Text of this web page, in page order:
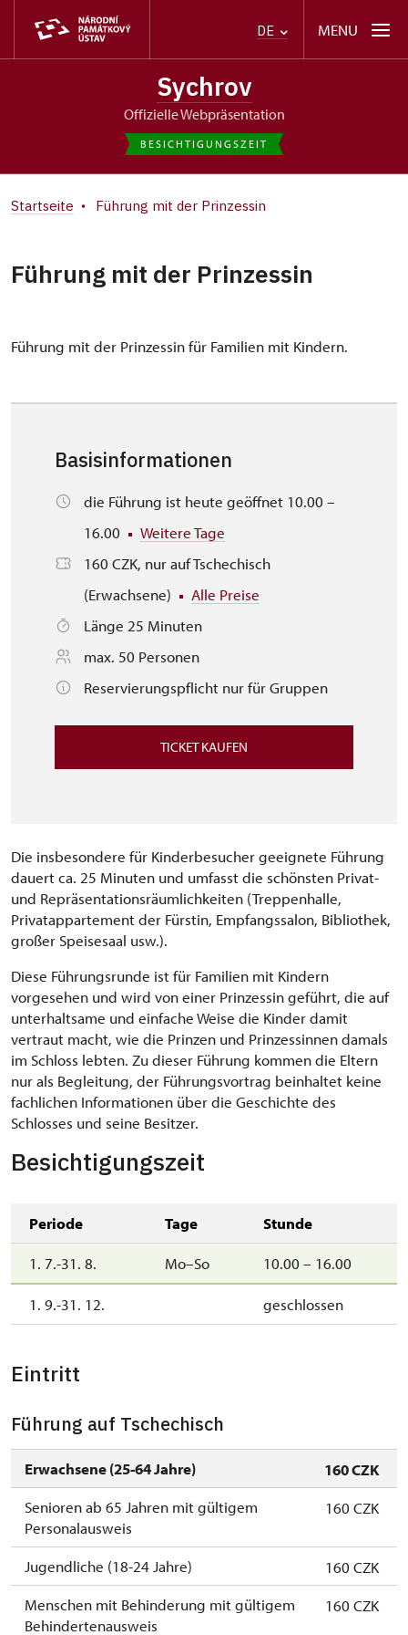
DE MENU
Sychrov
offizielle Webpräsentation
BESICHTIGUNGSZEIT
Startseite Führung mit der Prinzessin
Führung mit der Prinzessin
Führung mit der Prinzessin für Familien mit Kindern.
Basisinformationen
die Führung ist heute geöffnet 10.00 –
16.00
Weitere Tage
160 CZK, nur auf Tschechisch
(Erwachsene)
Alle Preise
Länge 25 Minuten
max. 50 Personen
Reservierungspflicht nur für Gruppen
TICKET KAUFEN
Die insbesondere für Kinderbesucher geeignete Führung
dauert ca. 25 Minuten und umfasst die schönsten Privat-
und Repräsentationsräumlichkeiten (Treppenhalle,
Privatappartement der Fürstin, Empfangssalon, Bibliothek,
großer Speisesaal usw.).
Diese Führungsrunde ist für Familien mit Kindern
vorgesehen und wird von einer Prinzessin geführt, die auf
unterhaltsame und einfache Weise die Kinder damit
vertraut macht, wie die Prinzen und Prinzessinnen damals
im Schloss lebten. Zu dieser Führung kommen die Eltern
nur als Begleitung, der Führungsvortrag beinhaltet keine
fachlichen Informationen über die Geschichte des
Schlosses und seine Besitzer.
Besichtigungszeit
Periode Tage Stunde
1. 7.-31. 8. Mo–So 10.00 – 16.00
1. 9.-31. 12. geschlossen
Eintritt
Führung auf Tschechisch
Erwachsene (25-64 Jahre)
160 CZK
Senioren ab 65 Jahren mit gültigem
Personalausweis
160 CZK
Jugendliche (18-24 Jahre)
160 CZK
Menschen mit Behinderung mit gültigem
Behindertenausweis
160 CZK